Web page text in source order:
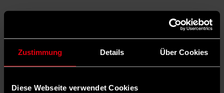
Zustimmung Details Über Cookies
Diese Webseite verwendet Cookies